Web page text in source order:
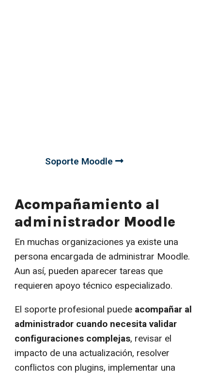
Soporte Moodle
Acompañamiento al
administrador Moodle
En muchas organizaciones ya existe una
persona encargada de administrar Moodle.
Aun así, pueden aparecer tareas que
requieren apoyo técnico especializado.
El soporte profesional puede acompañar al
administrador cuando necesita validar
configuraciones complejas, revisar el
impacto de una actualización, resolver
conflictos con plugins, implementar una